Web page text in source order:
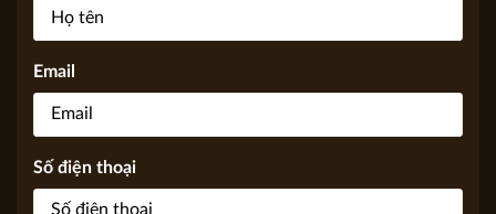
Họ tên
Email